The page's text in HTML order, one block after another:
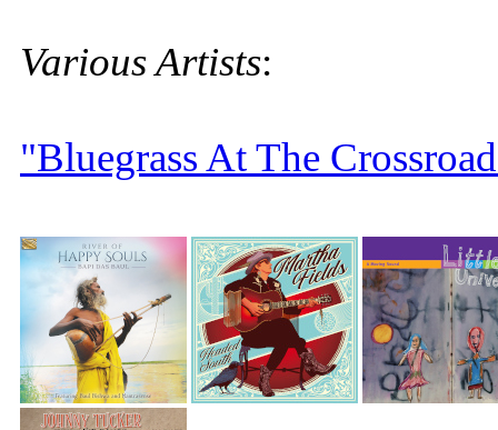
Various Artists:
"Bluegrass At The